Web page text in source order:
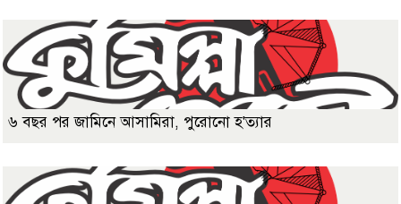
৬ বছর পর জামিনে আসামিরা, পুরোনো হ'ত্যার